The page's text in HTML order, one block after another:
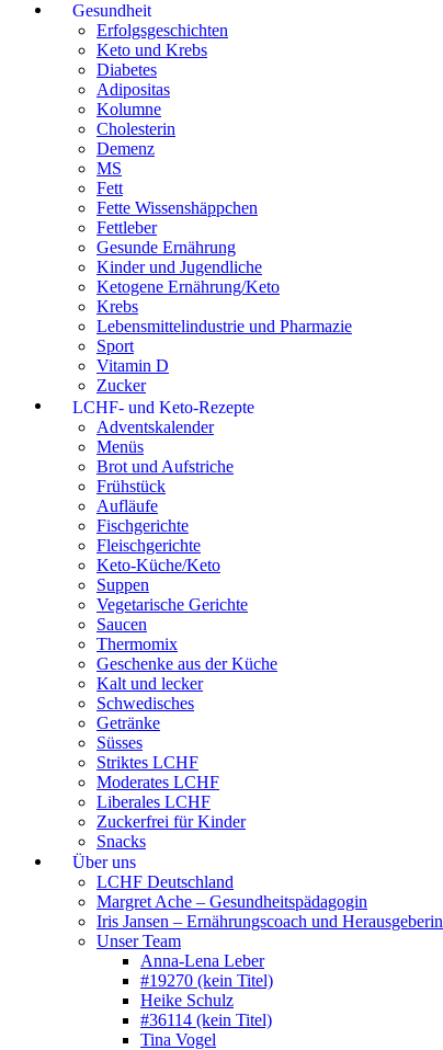
Gesundheit
Erfolgsgeschichten
Keto und Krebs
Diabetes
Adipositas
Kolumne
Cholesterin
Demenz
MS
Fett
Fette Wissenshäppchen
Fettleber
Gesunde Ernährung
Kinder und Jugendliche
Ketogene Ernährung/Keto
Krebs
Lebensmittelindustrie und Pharmazie
Sport
Vitamin D
Zucker
LCHF- und Keto-Rezepte
Adventskalender
Menüs
Brot und Aufstriche
Frühstück
Aufläufe
Fischgerichte
Fleischgerichte
Keto-Küche/Keto
Suppen
Vegetarische Gerichte
Saucen
Thermomix
Geschenke aus der Küche
Kalt und lecker
Schwedisches
Getränke
Süsses
Striktes LCHF
Moderates LCHF
Liberales LCHF
Zuckerfrei für Kinder
Snacks
Über uns
LCHF Deutschland
Margret Ache – Gesundheitspädagogin
Iris Jansen – Ernährungscoach und Herausgeberin
Unser Team
Anna-Lena Leber
#19270 (kein Titel)
Heike Schulz
#36114 (kein Titel)
Tina Vogel